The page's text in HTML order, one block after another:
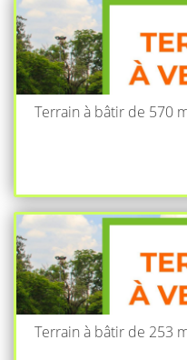
Terrain à bâtir de 570
Terrain à bâtir de 253